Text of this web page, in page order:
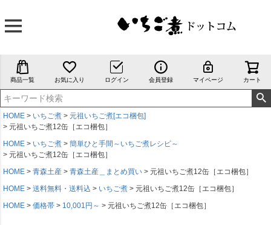
商品一覧 お気に入り ログイン 会員登録 マイページ カート
HOME いちご煮
元祖いちご煮[エコ梱包]
元祖いちご煮12缶［エコ梱包］
HOME
いちご煮
簡単ひと手間～いちご煮レシピ～
元祖いちご煮12缶［エコ梱包］
HOME
青森土産 青森土産＿まとめ買い
元祖いちご煮12缶［エコ梱包］
HOME
送料無料・送料込 いちご煮
元祖いちご煮12缶［エコ梱包］
HOME
価格帯 10,001円～ 元祖いちご煮12缶［エコ梱包］